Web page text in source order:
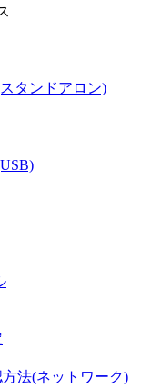
タンドアロン)
法(ネットワーク)